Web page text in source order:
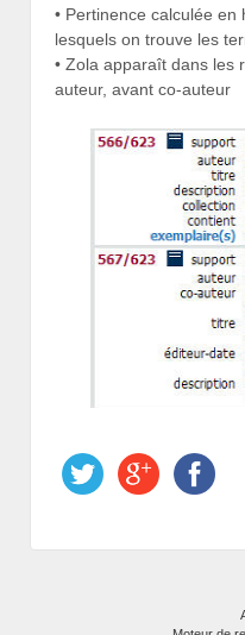
• Pertinence calculée
lesquels on trouve les
• Zola apparaît dans les
auteur, avant co-auteur